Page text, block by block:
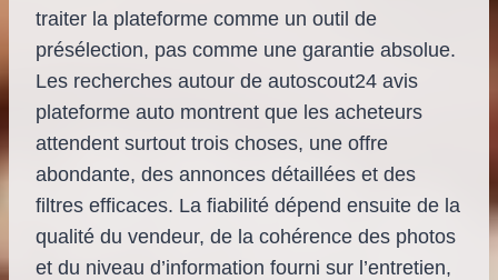
traiter la plateforme comme un outil de
présélection, pas comme une garantie absolue.
Les recherches autour de autoscout24 avis
plateforme auto montrent que les acheteurs
attendent surtout trois choses, une offre
abondante, des annonces détaillées et des
filtres efficaces. La fiabilité dépend ensuite de la
qualité du vendeur, de la cohérence des photos
et du niveau d’information fourni sur l’entretien,